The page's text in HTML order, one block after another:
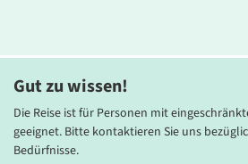
Gut zu wissen!
Die Reise ist für Personen mit
geeignet. Bitte kontaktieren Sie uns
Bedürfnisse.